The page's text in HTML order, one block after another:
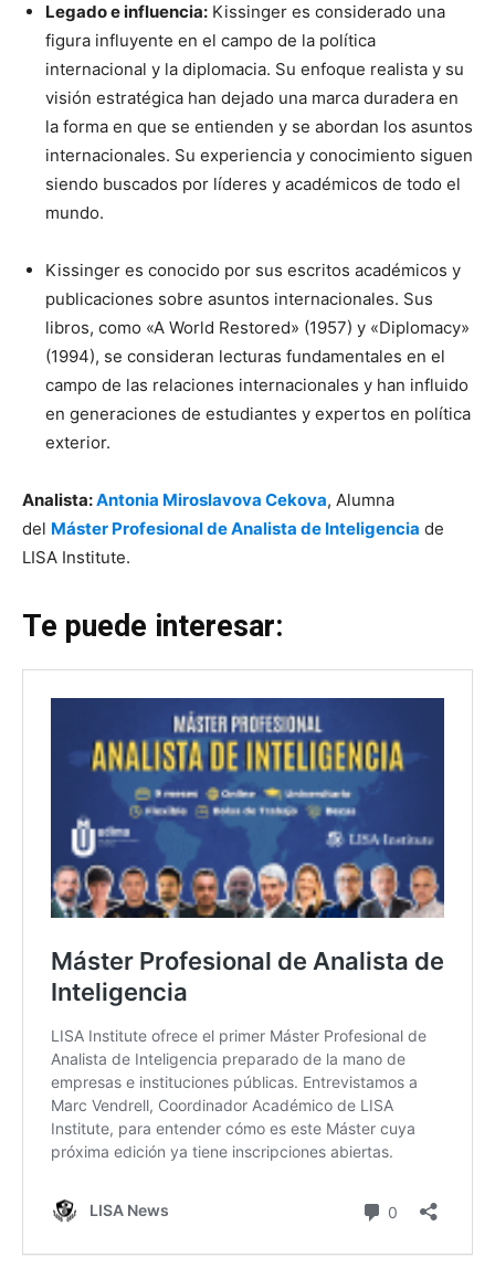
Legado e influencia: Kissinger es considerado una
figura influyente en el campo de la política
internacional y la diplomacia. Su enfoque realista y su
visión estratégica han dejado una marca duradera en
la forma en que se entienden y se abordan los asuntos
internacionales. Su experiencia y conocimiento siguen
siendo buscados por líderes y académicos de todo el
mundo.
Kissinger es conocido por sus escritos académicos y
publicaciones sobre asuntos internacionales. Sus
libros, como «A World Restored» (1957) y «Diplomacy»
(1994), se consideran lecturas fundamentales en el
campo de las relaciones internacionales y han influido
en generaciones de estudiantes y expertos en política
exterior.
Analista:Antonia Miroslavova Cekova, Alumna
del Máster Profesional de Analista de Inteligencia de
LISA Institute.
Te puede interesar: